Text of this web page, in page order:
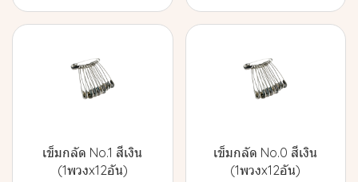
เข็มกลัด No.1 สีเงิน
(1พวงx12อัน)
เข็มกลัด No.0 สีเงิน
(1พวงx12อัน)